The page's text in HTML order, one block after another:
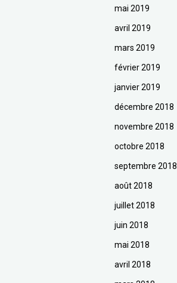
mai 2019
avril 2019
mars 2019
février 2019
janvier 2019
décembre 2018
novembre 2018
octobre 2018
septembre 2018
août 2018
juillet 2018
juin 2018
mai 2018
avril 2018